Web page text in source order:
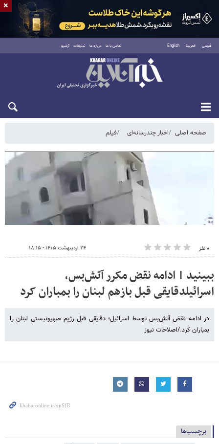
فارسی العربية English تماس با ما درباره ما تبلیغات آرشیو
جمعه ۱۶ مرداد ۱۴۰۵
صفحه اصلی اخبار چندرسانه‌ای فیلم
۰ نفر ۲۴ اردیبهشت ۱۴۰۵ - ۱۸:۱۵
ببینید | ادامه نقض مکرر آتش‌بس،
اسرائیلدقایقی قبل بازهم لبنان را بمباران کرد
در ادامه نقض آتش‌بس توسط اسرائیل؛ دقایقی قبل رژیم صهیونیستی لبنان را
بمباران کرد./اصلاحات نیوز
برچسب‌ها
×